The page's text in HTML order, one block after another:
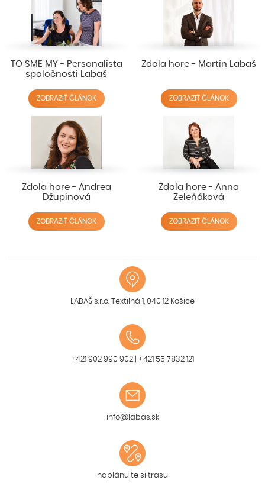
TO SME MY - Personalista
spoločnosti Labaš
ZOBRAZIŤ ČLÁNOK
Zdola hore - Martin Labaš
ZOBRAZIŤ ČLÁNOK
Zdola hore - Andrea
Džupinová
ZOBRAZIŤ ČLÁNOK
Zdola hore - Anna
Zeleňáková
ZOBRAZIŤ ČLÁNOK
LABAŠ s.r.o. Textilná 1, 040 12 Košice
+421 902 990 902 +421 55 7832 121
info@labas.sk
naplánujte si trasu